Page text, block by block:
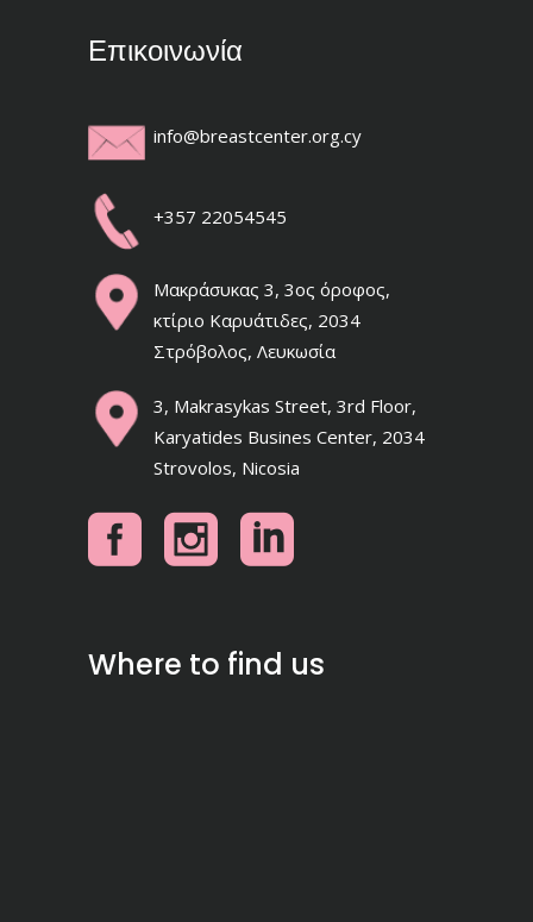
Επικοινωνία
info@breastcenter.org.cy
+357 22054545
Μακράσυκας 3, 3ος όροφος,
κτίριο Καρυάτιδες, 2034
Στρόβολος, Λευκωσία
3, Makrasykas Street, 3rd Floor,
Karyatides Busines Center, 2034
Strovolos, Nicosia
Where to find us